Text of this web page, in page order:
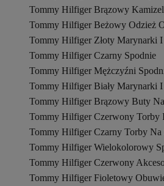
Tommy Hilfiger Brązowy
Tommy Hilfiger Beżowy Odzież
Tommy Hilfiger Złoty Marynarki
Tommy Hilfiger Czarny Spodnie
Tommy Hilfiger Mężczyźni
Tommy Hilfiger Biały Marynarki
Tommy Hilfiger Brązowy Buty
Tommy Hilfiger Czerwony Torby
Tommy Hilfiger Czarny Torby Na
Tommy Hilfiger Wielokolorowy
Tommy Hilfiger Czerwony
Tommy Hilfiger Fioletowy